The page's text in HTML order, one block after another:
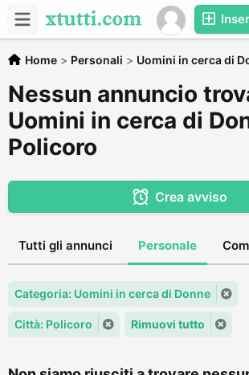
Home > Personali > Uomini in cerca di
Nessun annuncio
Uomini in cerca di
Policoro
Crea avviso
Tutti gli annunci Personale
Categoria: Uomini in cerca di Donne
Città: Policoro Rimuovi tutto